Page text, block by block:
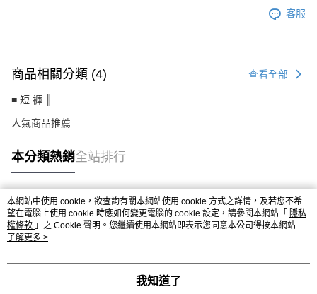
客服
商品相關分類 (4) 查看全部
■ 短 褲 ║
人氣商品推薦
本分類熱銷全站排行
熱門標籤
本網站中使用 cookie，欲查詢有關本網站使用 cookie 方式之詳情，及若您不希
望在電腦上使用 cookie 時應如何變更電腦的 cookie 設定，請參閱本網站「 隱私
權條款 」之 Cookie 聲明。您繼續使用本網站即表示您同意本公司得按本網站使
用條款之 Cookie 聲明使用 cookie。
了解更多 >
我知道了